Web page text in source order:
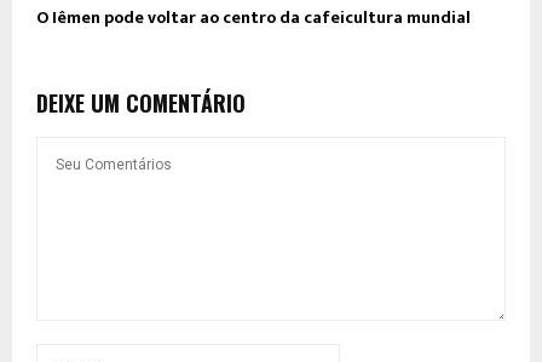
O Iêmen pode voltar ao centro da cafeicultura mundial
DEIXE UM COMENTÁRIO